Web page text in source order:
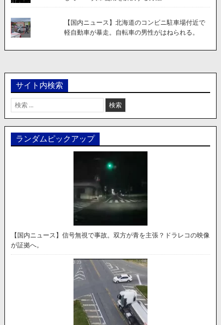
【国内ニュース】北海道のコンビニ駐車場付近で
軽自動車が暴走。自転車の男性がはねられる。
サイト内検索
検
索:
ランダムピックアップ
【国内ニュース】信号無視で事故。双方が青を主張？ドラレコの映像
が証拠へ。